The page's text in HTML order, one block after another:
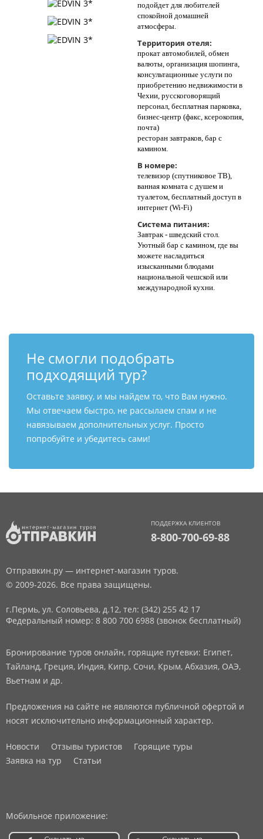
подойдет для любителей
спокойной домашней
атмосферы.
Территория отеля:
прокат автомобилей, обмен
валюты, организация шопинга,
консультационные услуги по
приобретению недвижимости в
Чехии, русскоговорящий
персонал, бесплатная парковка,
бизнес-центр (факс, ксерокопия,
почта)
ресторан завтраков, бар с
камином.
В номере:
телевизор (спутниковое ТВ),
ванная комната с душем и
туалетом, бесплатный доступ в
интернет (Wi-Fi)
Система питания:
Завтрак - шведский стол.
Уютный бар с камином, где вы
можете насладиться
изысканными блюдами
национальной чешской или
международной кухни.
Не смогли подобрать
подходящий тур?
Оставьте заявку, и мы найдем то, что Вам нужно.
Мы отвечаем быстро, не рассылаем спам и не
навязываем дополнительных услуг. Просто
попробуйте и убедитесь сами!
ПОДДЕРЖКА КЛИЕНТОВ
8-800-700-69-88
Отправкин.ру — интернет-магазин туров.
© 2009-2026. Все права защищены.
г.Пермь, ул. Соловьева, д.12, тел: (342) 255 42 17
Федеральный номер: 8 800 700 6988 (звонок бесплатный)
Бронирование туров онлайн, горящие путевки: Египет,
Тайланд, Греция, Индия, Кипр, Сочи, Крым, Абхазия, ОАЭ,
Вьетнам и др.
Предложения на сайте не являются публичной офертой и
носят исключительно информационный характер.
Новости Отзывы туристов
Горящие туры
Заявка на тур
Статьи
Мобильное приложение: